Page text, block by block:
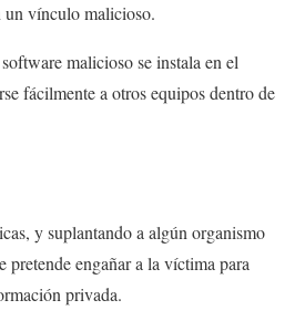
un vínculo malicioso.
malicioso se instala en el
fácilmente a otros equipos dentro de
y suplantando a algún organismo
pretende engañar a la víctima para
privada.